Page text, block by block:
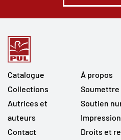
Catalogue
Collections
Autrices et
auteurs
Contact
À propos
Soumettre
Soutien
Droits et